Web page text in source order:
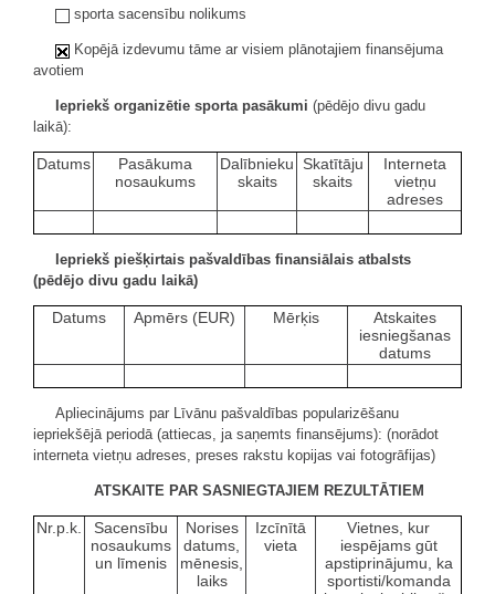
sporta sacensību nolikums
Kopējā izdevumu tāme ar visiem plānotajiem finansējuma
avotiem
Iepriekš organizētie sporta pasākumi (pēdējo divu gadu
laikā):
Datums
Pasākuma
nosaukums
Dalībnieku
skaits
Skatītāju
skaits
Interneta
vietņu
adreses
Iepriekš piešķirtais pašvaldības finansiālais atbalsts
(pēdējo divu gadu laikā)
Datums Apmērs (EUR) Mērķis
Atskaites
iesniegšanas
datums
Apliecinājums par Līvānu pašvaldības popularizēšanu
iepriekšējā periodā (attiecas, ja saņemts finansējums): (norādot
interneta vietņu adreses, preses rakstu kopijas vai fotogrāfijas)
ATSKAITE PAR SASNIEGTAJIEM REZULTĀTIEM
Nr.p.k.
Sacensību
nosaukums
un līmenis
Norises
datums,
mēnesis,
laiks
Izcīnītā
vieta
Vietnes, kur
iespējams gūt
apstiprinājumu, ka
sportisti/komanda